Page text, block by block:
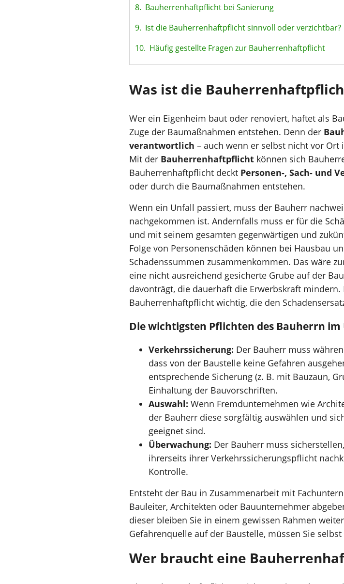
8. Bauherrenhaftpflicht bei Sanierung
9. Ist die Bauherrenhaftpflicht sinnvoll oder verzichtbar?
10. Häufig gestellte Fragen zur Bauherrenhaftpflicht
Was ist die
Wer ein Eigenheim baut oder renoviert, haftet als
Zuge der Baumaßnahmen entstehen. Denn der
verantwortlich – auch wenn er selbst nicht vor
Mit der Bauherrenhaftpflicht können sich
Bauherrenhaftpflicht deckt Personen-, Sach- und
oder durch die Baumaßnahmen entstehen.
Wenn ein Unfall passiert, muss der Bauherr
nachgekommen ist. Andernfalls muss er für die
und mit seinem gesamten gegenwärtigen und
Folge von Personenschäden können bei Hausbau
Schadenssummen zusammenkommen. Das wäre
eine nicht ausreichend gesicherte Grube auf der
davonträgt, die dauerhaft die Erwerbskraft
Bauherrenhaftpflicht wichtig, die den
Die wichtigsten Pflichten des Bauherrn
Verkehrssicherung: Der Bauherr muss
dass von der Baustelle keine Gefahren
entsprechende Sicherung (z. B. mit Bauzaun,
Einhaltung der Bauvorschriften.
Auswahl: Wenn Fremdunternehmen wie
der Bauherr diese sorgfältig auswählen und
geeignet sind.
Überwachung: Der Bauherr muss
ihrerseits ihrer Verkehrssicherungspflicht
Kontrolle.
Entsteht der Bau in Zusammenarbeit mit
Bauleiter, Architekten oder Bauunternehmer
dieser bleiben Sie in einem gewissen Rahmen
Gefahrenquelle auf der Baustelle, müssen Sie
Wer braucht eine